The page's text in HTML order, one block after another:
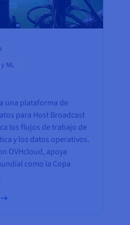
ML
una plataforma de
para Host Broadcast
los flujos de trabajo de
y los datos operativos.
OVHcloud, apoya
como la Copa